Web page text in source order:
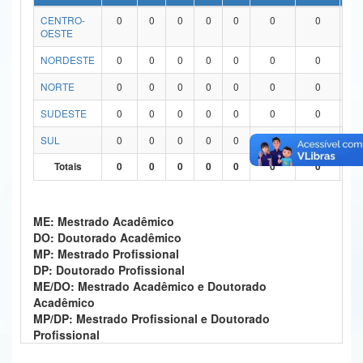
Ministério da Ciência, Tecnologia, Inovações e Comunicações
Ministério do Turismo
Ministério do Desenvolvimento Regional
Ministério da Mulher, da Família e dos Direitos Humanos
Banco Central do Brasil
CENTRO-
OESTE
0 0 0 0 0 0 0
NORDESTE 0 0 0 0 0 0 0
NORTE
0 0 0 0 0 0 0
SUDESTE
0 0 0 0 0 0 0
SUL
0 0 0 0 0 0 0
0
Totais
0 0 0 0 0 0 0 0
ME: Mestrado Acadêmico
DO: Doutorado Acadêmico
MP: Mestrado Profissional
DP: Doutorado Profissional
ME/DO: Mestrado Acadêmico e Doutorado
Acadêmico
MP/DP: Mestrado Profissional e Doutorado
Profissional